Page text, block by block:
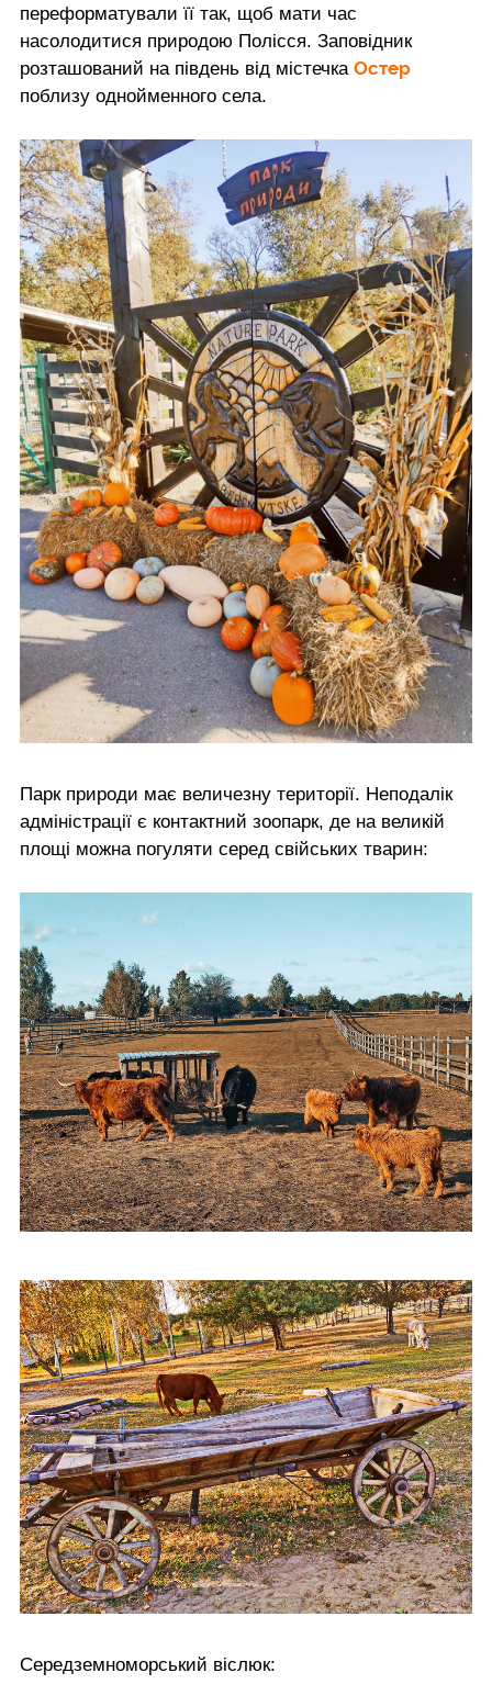
переформатували її так, щоб мати час
насолодитися природою Полісся. Заповідник
розташований на південь від містечка Остер
поблизу однойменного села.
Парк природи має величезну території. Неподалік
адміністрації є контактний зоопарк, де на великій
площі можна погуляти серед свійських тварин:
Середземноморський віслюк: